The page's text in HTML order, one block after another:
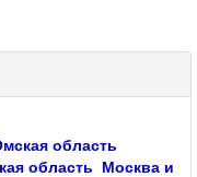
область
область
Москва и